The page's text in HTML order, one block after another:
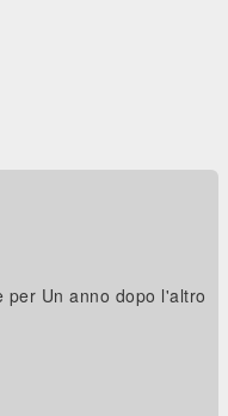
per Un anno dopo l'altro